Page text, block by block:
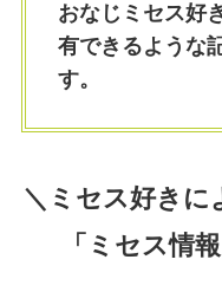
おなじミセス好
有できるような
す。
＼ミセス好きに
「ミセス情